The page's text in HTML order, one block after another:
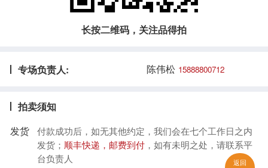
长按二维码，关注品得拍
专场负责人: 陈伟松 15888800712
拍卖须知
发货
付款成功后，如无其他约定，我们会在七个工作日之内
发货； 顺丰快递，邮费到付，如有未明之处，请联系平
台负责人
返回